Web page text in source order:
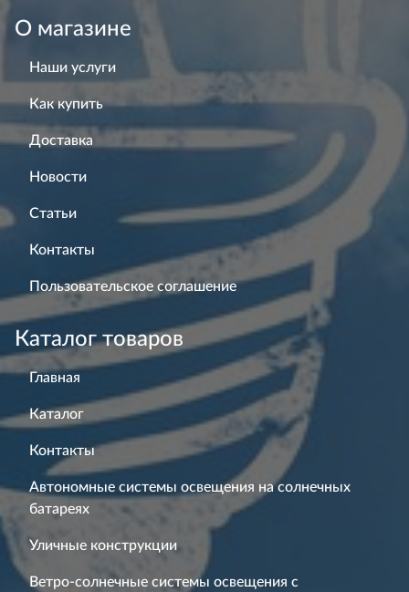
О магазине
Наши услуги
Как купить
Доставка
Новости
Статьи
Контакты
Пользовательское соглашение
Каталог товаров
Главная
Каталог
Контакты
Автономные системы освещения на солнечных
батареях
Уличные конструкции
Ветро-солнечные системы освещения с